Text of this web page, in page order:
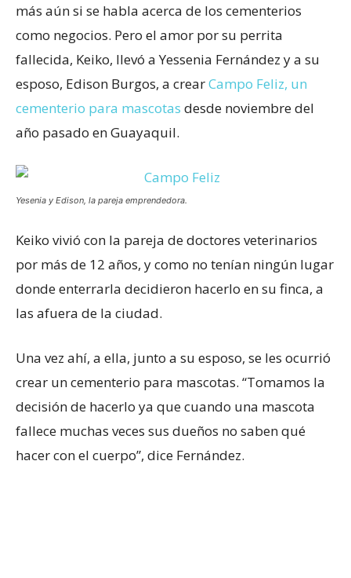
más aún si se habla acerca de los cementerios
como negocios. Pero el amor por su perrita
fallecida, Keiko, llevó a Yessenia Fernández y a su
esposo, Edison Burgos, a crearCampo Feliz, un
cementerio para mascotas desde noviembre del
año pasado en Guayaquil.
Yesenia y Edison, la pareja emprendedora.
Keiko vivió con la pareja de doctores veterinarios
por más de 12 años, y como no tenían ningún lugar
donde enterrarla decidieron hacerlo en su finca, a
las afuera de la ciudad.
Una vez ahí, a ella, junto a su esposo, se les ocurrió
crear un cementerio para mascotas. “Tomamos la
decisión de hacerlo ya que cuando una mascota
fallece muchas veces sus dueños no saben qué
hacer con el cuerpo”, dice Fernández.